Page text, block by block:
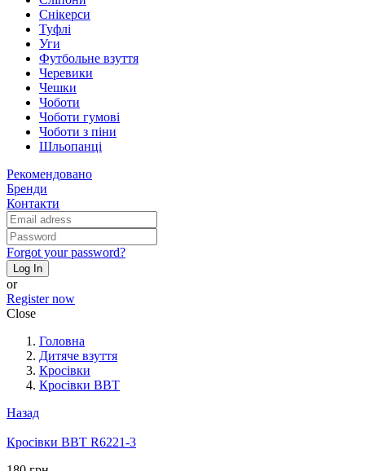
Снікерси
Туфлі
Уги
Футбольне взуття
Черевики
Чешки
Чоботи
Чоботи гумові
Чоботи з піни
Шльопанці
Рекомендовано
Бренди
Контакти
Forgot your password?
Log In
or
Register now
Close
Головна
Дитяче взуття
Кросівки
Кросівки BBT
Назад
Кросівки BBT R6221-3